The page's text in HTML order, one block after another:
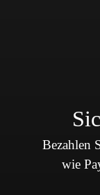
Bezahlen
wie